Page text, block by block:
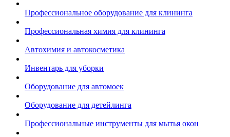
Профессиональное оборудование для клининга
Профессиональная химия для клининга
Автохимия и автокосметика
Инвентарь для уборки
Оборудование для автомоек
Оборудование для детейлинга
Профессиональные инструменты для мытья окон